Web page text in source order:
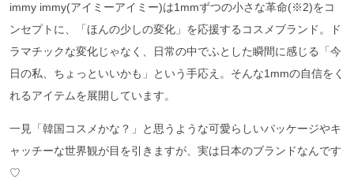
immy immy(アイミーアイミー)は1mmずつの小さな革命(※2)をコ
ンセプトに、「ほんの少しの変化」を応援するコスメブランド。ド
ラマチックな変化じゃなく、日常の中でふとした瞬間に感じる「今
日の私、ちょっといいかも」という手応え。そんな1mmの自信をく
れるアイテムを展開しています。
一見「韓国コスメかな？」と思うような可愛らしいパッケージやキ
ャッチーな世界観が目を引きますが、実は日本のブランドなんです
♡